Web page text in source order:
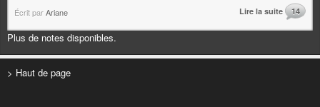
Écrit parAriane Lire la suite 14
Plus de notes disponibles.
> Haut de page